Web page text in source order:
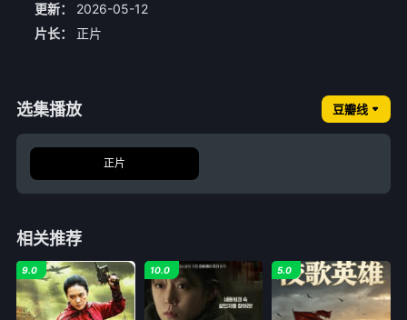
更新：
2026-05-12
片长：
正片
选集播放 豆瓣线
正片
相关推荐
9.0 10.0 5.0